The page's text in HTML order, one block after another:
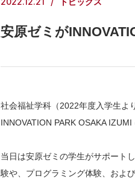
安原ゼミが
社会福祉学科（2022年度入学生よ
INNOVATION PARK OSAKA
当日は安原ゼミの学生がサポート
験や、プログラミング体験、およ